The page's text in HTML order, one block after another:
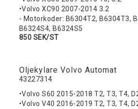
•Volvo XC90 2007-2014 3.2
- Motorkoder: B6304T2, B6304T3,
B6324S4, B6324S5
850 SEK/ST
Oljekylare Volvo Automat
43227314
•Volvo S60 2015-2018 T2, T3, T4,
•Volvo V40 2016-2019 T2, T3, T4,